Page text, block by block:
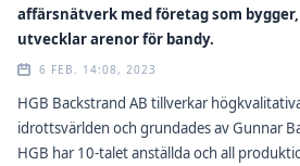
affärsnätverk med företag som
utvecklar arenor för bandy.
6 FEB. 14:08, 2023
HGB Backstrand AB tillverkar
idrottsvärlden och grundades av Gunnar
HGB har 10-talet anställda och all